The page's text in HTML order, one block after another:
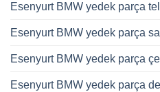
Esenyurt BMW yedek parça
Esenyurt BMW yedek parça
Esenyurt BMW yedek parça
Esenyurt BMW yedek parça